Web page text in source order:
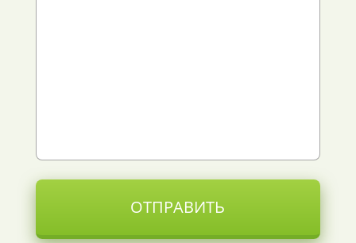
ОТПРАВИТЬ